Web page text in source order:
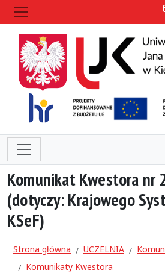
Komunikat Kwestora nr
(dotyczy: Krajowego
KSeF)
Strona główna UCZELNIA
Komunikaty Kwestora